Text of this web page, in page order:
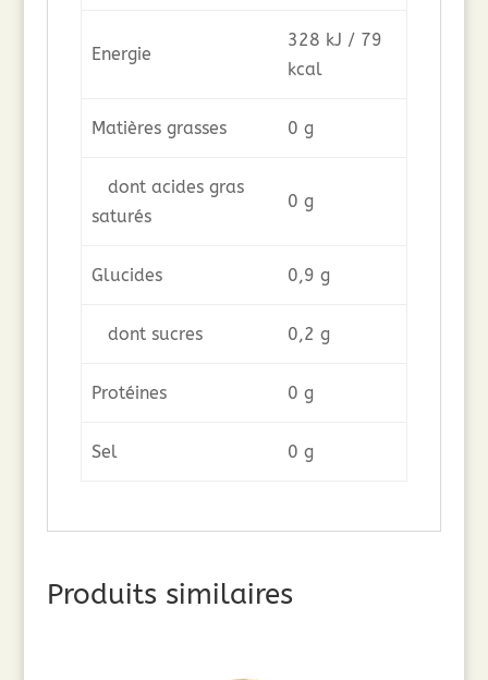
Energie
328 kJ / 79
kcal
Matières grasses 0 g
dont acides gras
saturés
0 g
Glucides 0,9 g
dont sucres 0,2 g
Protéines 0 g
Sel 0 g
Produits similaires